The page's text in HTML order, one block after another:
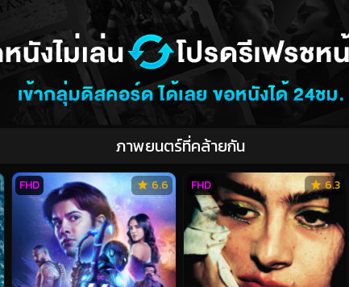
ภาพยนตร์ที่คล้ายกัน
6.6
FHD 6.3
FHD